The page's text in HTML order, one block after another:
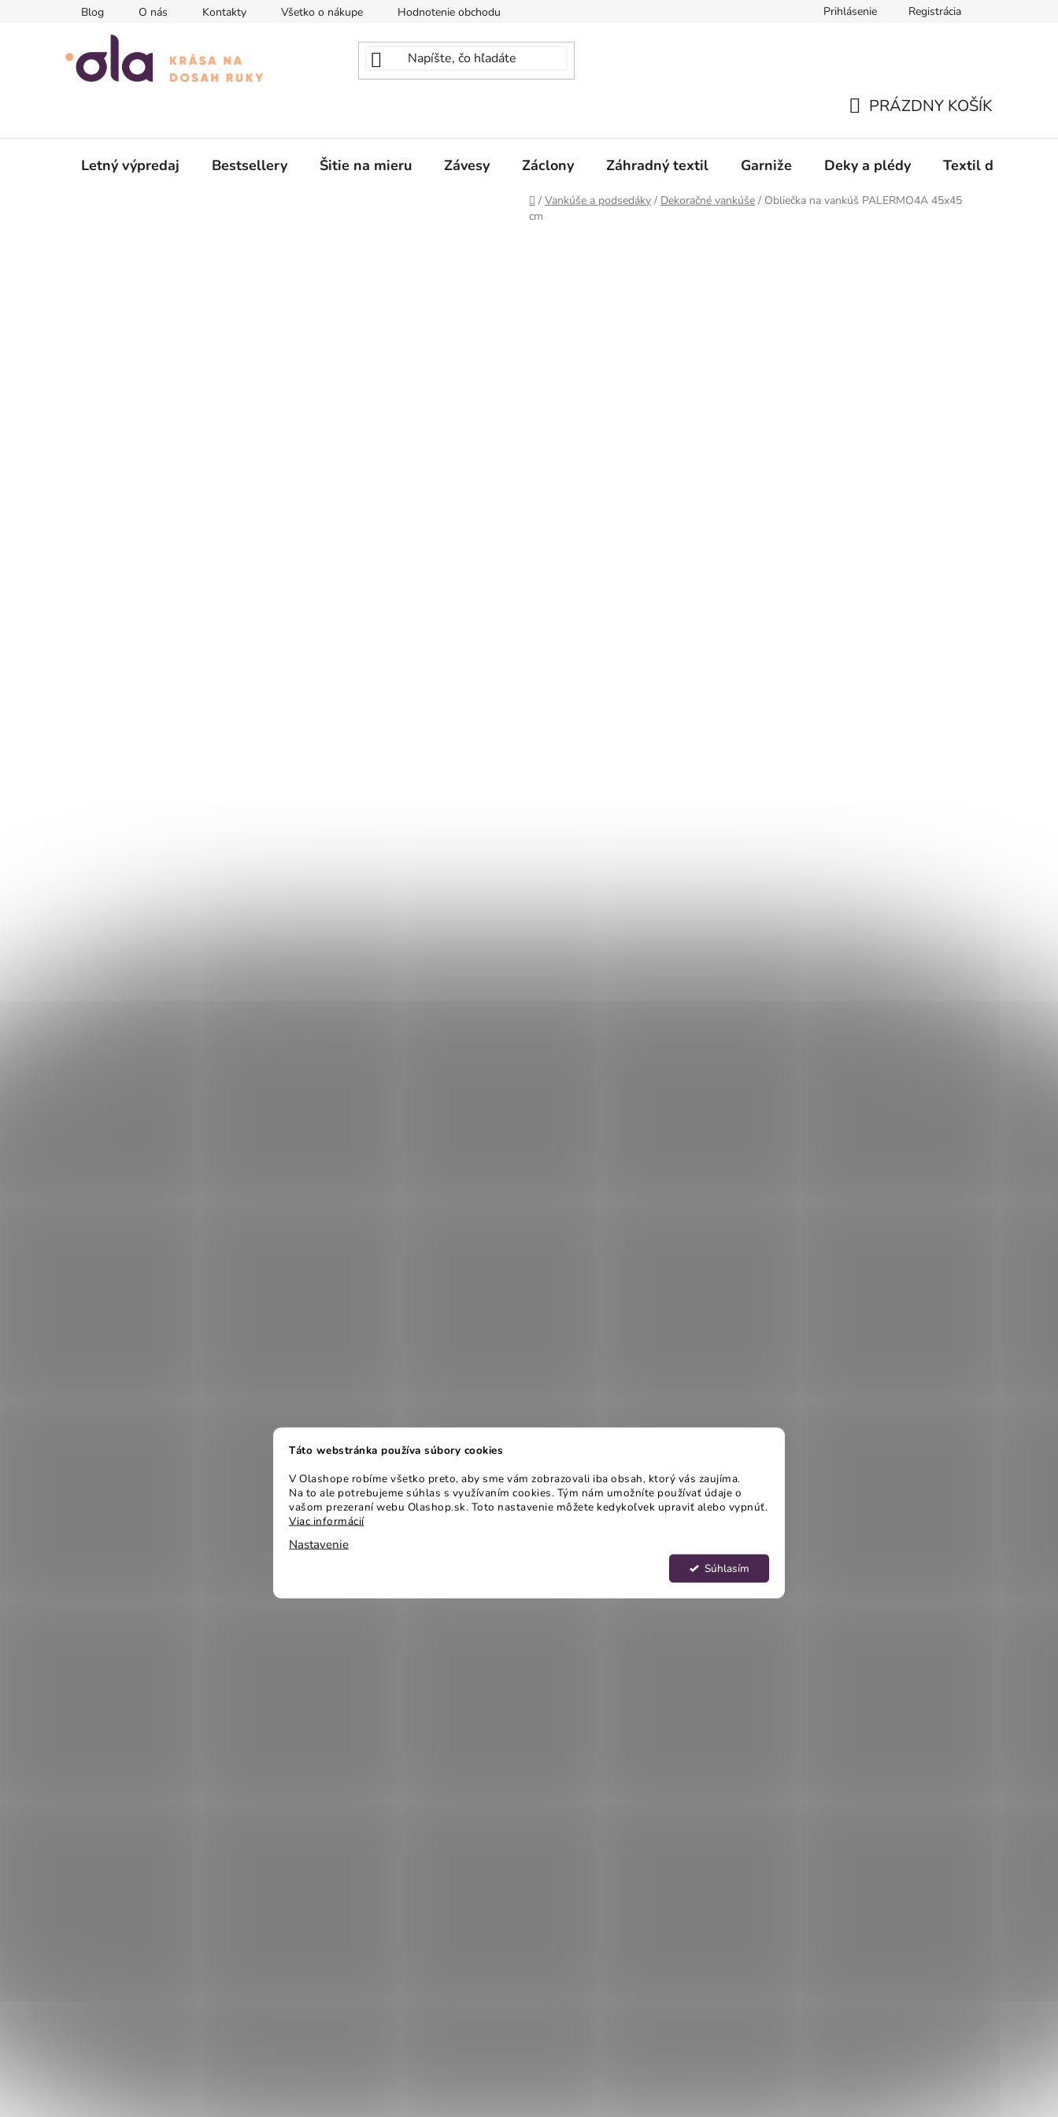
Táto webstránka používa súbory cookies
V Olashope robíme všetko preto, aby sme vám zobrazovali iba obsah, ktorý vás zaujíma.
Na to ale potrebujeme súhlas s využívaním cookies. Tým nám umožníte používať údaje o
vašom prezeraní webu Olashop.sk. Toto nastavenie môžete kedykoľvek upraviť alebo vypnúť.
Viac informácií
Nastavenie
Súhlasím
Blog O nás Kontakty Všetko o nákupe Hodnotenie obchodu Prihlásenie Registrácia
KOŠÍK
PRÁZDNY KOŠÍK
Letný výpredaj Bestsellery Šitie na mieru Závesy Záclony Záhradný textil Garniže Deky a plédy Textil do spálne
Domov
/ Vankúše a podsedáky / Dekoračné vankúše / Obliečka na vankúš PALERMO4A 45x45
cm